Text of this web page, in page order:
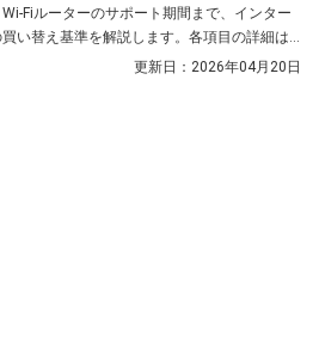
Fiルーターのサポート期間まで、インター
い替え基準を解説します。各項目の詳細は
更新日： 2026年04月20日